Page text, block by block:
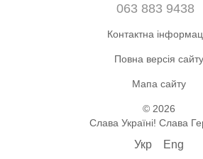
063 883 9438
Контактна
Повна версія сайту
Мапа сайту
© 2026
Слава Україні! Слава
Укр Eng